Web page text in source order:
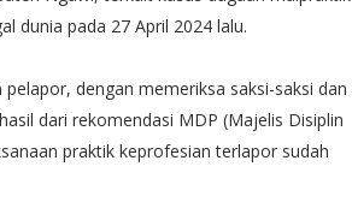
dunia pada 27 April 2024 lalu.
dengan memeriksa saksi-saksi dan
dari rekomendasi MDP (Majelis Disiplin
praktik keprofesian terlapor sudah